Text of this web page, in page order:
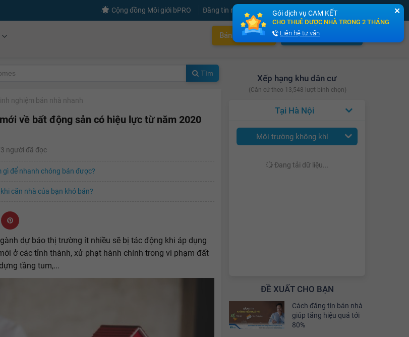
Cộng đồng Môi giới bPRO Đăng tin miễn phí Đăng ký Đăng nhập
Bán nhà nhanh Cho thuê nhà nhanh
Xếp hạng khu dân cư
(Căn cứ theo 13,548 lượt bình chọn)
Hà Nội
Môi trường không khí
Đang tải dữ liệu...
ĐỀ XUẤT CHO BẠN
Cách đăng tin bán nhà
giúp tăng hiệu quả tới
80%
Tìm
nghiệm bán nhà nhanh
về bất động sản có hiệu lực từ năm 2020
người đã đọc
gì để nhanh chóng bán được?
căn nhà của bạn khó bán?
dự báo thị trường ít nhiều sẽ bị tác động khi áp dụng
ở các tỉnh thành, xử phạt hành chính trong vi phạm đất
tầng tum,...
✕
Gói dịch vụ CAM KẾT
CHO THUÊ ĐƯỢC NHÀ TRONG 2 THÁNG
Liên hệ tư vấn